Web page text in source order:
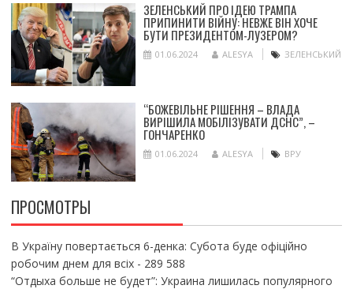
ЗЕЛЕНСЬКИЙ ПРО ІДЕЮ ТРАМПА
ПРИПИНИТИ ВІЙНУ: НЕВЖЕ ВІН ХОЧЕ
БУТИ ПРЕЗИДЕНТОМ-ЛУЗЕРОМ?
01.06.2024 ALESYA ЗЕЛЕНСЬКИЙ
“БОЖЕВІЛЬНЕ РІШЕННЯ – ВЛАДА
ВИРІШИЛА МОБІЛІЗУВАТИ ДСНС”, –
ГОНЧАРЕНКО
01.06.2024 ALESYA ВРУ
ПРОСМОТРЫ
В Україну повертається 6-денка: Субота буде офіційно
робочим днем для всіх- 289 588
“Отдыха больше не будет”: Украина лишилась популярного